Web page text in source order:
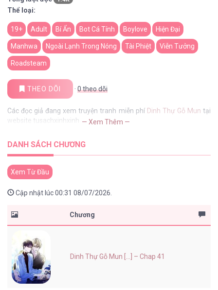
Thể loại:
19+ Adult Bí Ẩn Bot Cá Tính Boylove Hiện Đại
Manhwa Ngoài Lạnh Trong Nóng Tài Phiệt Viễn Tưởng
Roadsteam
THEO DÕI · 0theo dõi
Các đọc giả đang xem truyện tranh miễn phí Dinh Thự Gỗ Mun tại
website tusachxinhxinh — Xem Thêm —
DANH SÁCH CHƯƠNG
Xem Từ Đầu
Cập nhật lúc 00:31 08/07/2026.
Chương
Dinh Thự Gỗ Mun [...] – Chap 41